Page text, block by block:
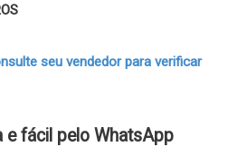
seu vendedor para verificar
e fácil pelo WhatsApp